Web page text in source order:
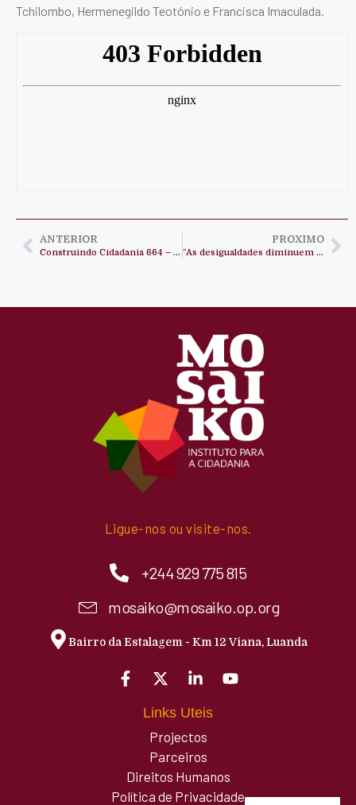
Tchilombo, Hermenegildo Teotónio e Francisca Imaculada.
ANTERIOR
Construindo Cidadania 664 – Autarquias Locais em Angola
PROXIMO
“As desigualdades diminuem quando investimos na educação”
Ligue-nos ou visite-nos.
+244 929 775 815
mosaiko@mosaiko.op.org
Bairro da Estalagem - Km 12 Viana, Luanda
Links Uteis
Projectos
Parceiros
Direitos Humanos
Política de Privacidade